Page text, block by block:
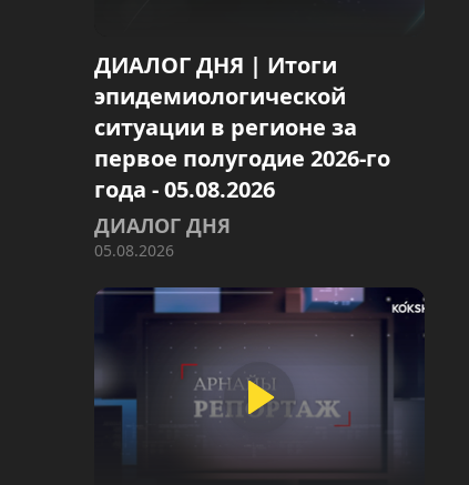
ДИАЛОГ ДНЯ | Итоги
эпидемиологической
ситуации в регионе за
первое полугодие 2026-го
года - 05.08.2026
ДИАЛОГ ДНЯ
05.08.2026